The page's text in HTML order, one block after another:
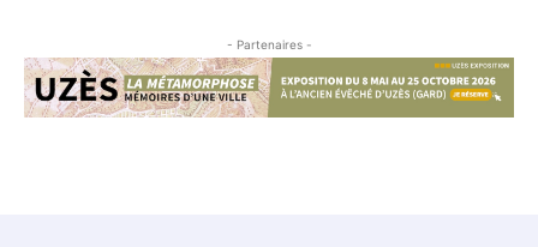
- Partenaires -